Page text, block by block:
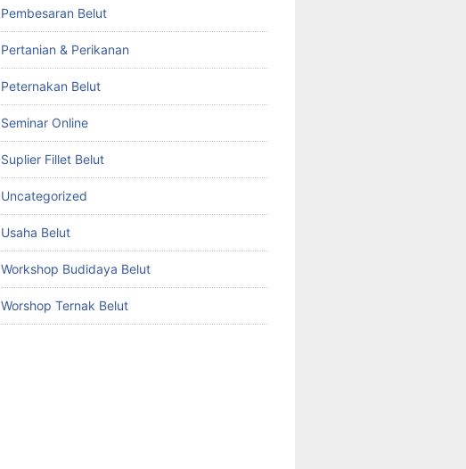
Pembesaran Belut
Pertanian & Perikanan
Peternakan Belut
Seminar Online
Suplier Fillet Belut
Uncategorized
Usaha Belut
Workshop Budidaya Belut
Worshop Ternak Belut